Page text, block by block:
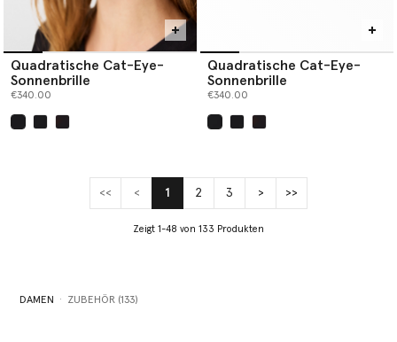
Quadratische Cat-Eye-
Sonnenbrille
€340.00
Quadratische Cat-Eye-
Sonnenbrille
€340.00
<< < 1(current)
2 3 > >>
Zeigt 1-48 von 133 Produkten
DAMEN ZUBEHÖR (133)